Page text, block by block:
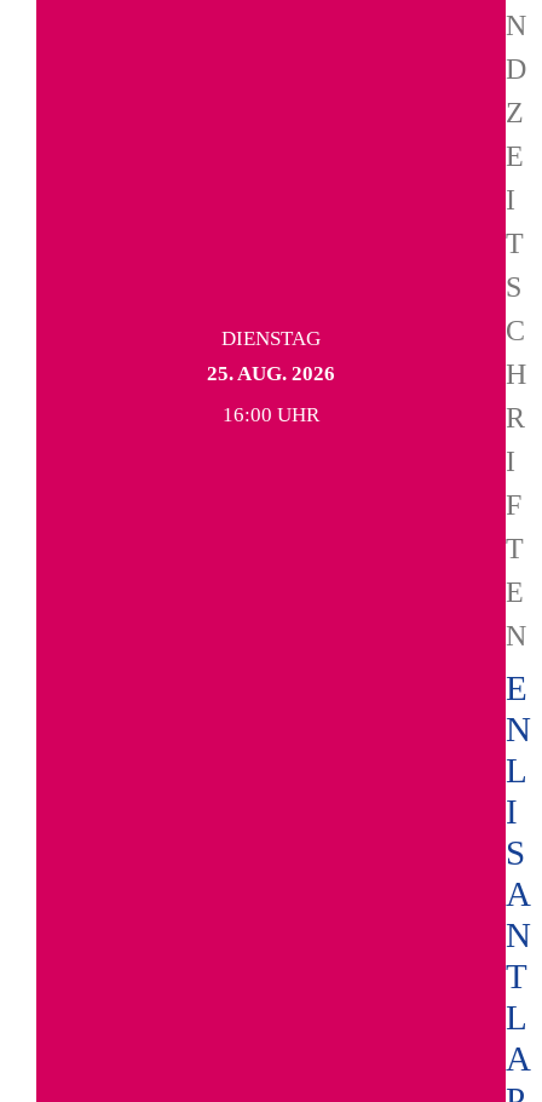
DIENSTAG
25. AUG. 2026
16:00 UHR
E
N
L
I
S
A
N
T
L
A
N
D
Z
E
I
T
S
C
H
R
I
F
T
E
N